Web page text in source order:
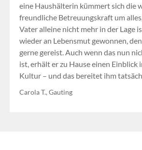
eine Haushälterin kümmert sich die
freundliche Betreuungskraft um
Vater alleine nicht mehr in der Lage
wieder an Lebensmut gewonnen,
gerne gereist. Auch wenn das nun
ist, erhält er zu Hause einen Einblick
Kultur – und das bereitet ihm
Carola T., Gauting